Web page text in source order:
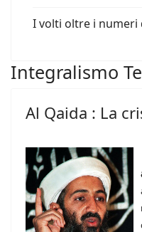
I volti oltre i numeri
Integralismo
Al Qaida : La